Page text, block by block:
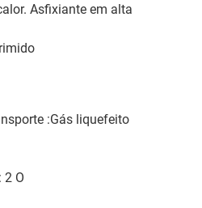
Asfixiante em alta
:Gás liquefeito
2 O